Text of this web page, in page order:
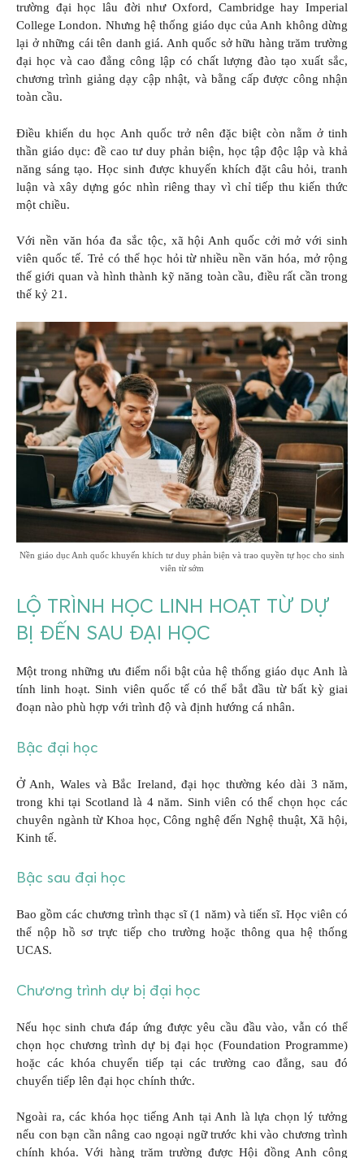
trường đại học lâu đời như Oxford, Cambridge hay Imperial
College London. Nhưng hệ thống giáo dục của Anh không dừng
lại ở những cái tên danh giá. Anh quốc sở hữu hàng trăm trường
đại học và cao đẳng công lập có chất lượng đào tạo xuất sắc,
chương trình giảng dạy cập nhật, và bằng cấp được công nhận
toàn cầu.
Điều khiến du học Anh quốc trở nên đặc biệt còn nằm ở tinh
thần giáo dục: đề cao tư duy phản biện, học tập độc lập và khả
năng sáng tạo. Học sinh được khuyến khích đặt câu hỏi, tranh
luận và xây dựng góc nhìn riêng thay vì chỉ tiếp thu kiến thức
một chiều.
Với nền văn hóa đa sắc tộc, xã hội Anh quốc cởi mở với sinh
viên quốc tế. Trẻ có thể học hỏi từ nhiều nền văn hóa, mở rộng
thế giới quan và hình thành kỹ năng toàn cầu, điều rất cần trong
thế kỷ 21.
Nền giáo dục Anh quốc khuyến khích tư duy phản biện và trao quyền tự học cho sinh
viên từ sớm
LỘ TRÌNH HỌC LINH HOẠT TỪ DỰ
BỊ ĐẾN SAU ĐẠI HỌC
Một trong những ưu điểm nổi bật của hệ thống giáo dục Anh là
tính linh hoạt. Sinh viên quốc tế có thể bắt đầu từ bất kỳ giai
đoạn nào phù hợp với trình độ và định hướng cá nhân.
Bậc đại học
Ở Anh, Wales và Bắc Ireland, đại học thường kéo dài 3 năm,
trong khi tại Scotland là 4 năm. Sinh viên có thể chọn học các
chuyên ngành từ Khoa học, Công nghệ đến Nghệ thuật, Xã hội,
Kinh tế.
Bậc sau đại học
Bao gồm các chương trình thạc sĩ (1 năm) và tiến sĩ. Học viên có
thể nộp hồ sơ trực tiếp cho trường hoặc thông qua hệ thống
UCAS.
Chương trình dự bị đại học
Nếu học sinh chưa đáp ứng được yêu cầu đầu vào, vẫn có thể
chọn học chương trình dự bị đại học (Foundation Programme)
hoặc các khóa chuyển tiếp tại các trường cao đẳng, sau đó
chuyển tiếp lên đại học chính thức.
Ngoài ra, các khóa học tiếng Anh tại Anh là lựa chọn lý tưởng
nếu con bạn cần nâng cao ngoại ngữ trước khi vào chương trình
chính khóa. Với hàng trăm trường được Hội đồng Anh công